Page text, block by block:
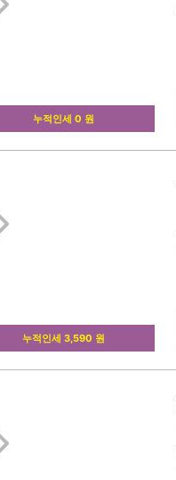
누적인세 0 원
누적인세 3,590 원